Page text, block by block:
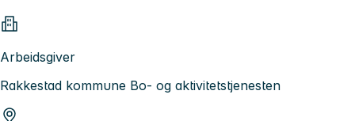
Arbeidsgiver
Rakkestad kommune Bo- og aktivitetstjenesten